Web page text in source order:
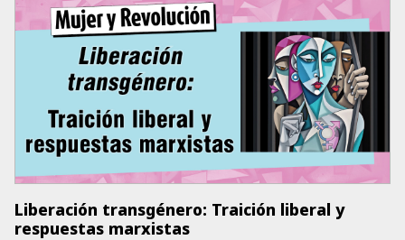
Liberación transgénero: Traición liberal y
respuestas marxistas